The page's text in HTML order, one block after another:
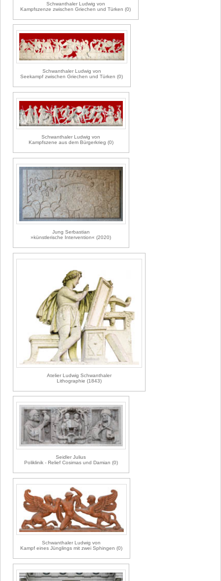
Schwanthaler Ludwig von
Kampfszenze zwischen Griechen und Türken (0)
Schwanthaler Ludwig von
Seekampf zwischen Griechen und Türken (0)
Schwanthaler Ludwig von
Kampfszene aus dem Bürgerkrieg (0)
Jung Serbastian
»künstlerische Intervention« (2020)
Atelier Ludwig Schwanthaler
Lithographie (1843)
Seidler Julius
Poliklinik - Relief Cosimas und Damian (0)
Schwanthaler Ludwig von
Kampf eines Jünglings mit zwei Sphingen (0)